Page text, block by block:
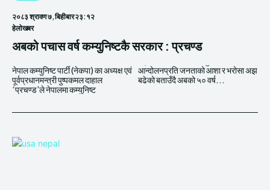
२०८३ श्रावण ७, बिहीबार २३:१२
हेलाेखबर
अबको पचास वर्ष कम्युनिष्टकै सरकार : प्रचण्ड
नेपाल कम्युनिष्ट पार्टी (नेकपा) का अध्यक्ष एवं
पूर्वप्रधानमन्त्री पुष्पकमल दाहाल
‘प्रचण्ड’ले नेपालमा कम्युनिष्ट
आन्दोलनप्रति जनताको आशा र भरोसा अझ
बढेको बताउँदै अबको ५० वर्ष...